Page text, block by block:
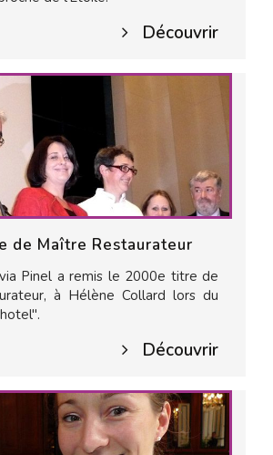
Découvrir
de Maître Restaurateur
Pinel a remis le 2000e titre de
à Hélène Collard lors du
Découvrir